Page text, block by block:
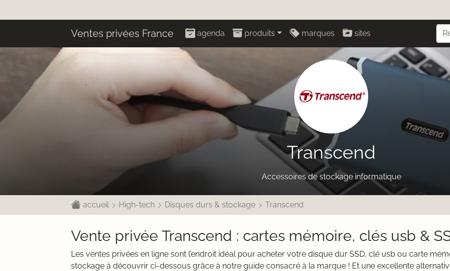
Ventes privées France agenda produits marques sites
Transcend
Accessoires de stockage informatique
accueil High-tech Disques durs & stockage Transcend
Vente privée Transcend : cartes mémoire, clés usb &
Les ventes privées en ligne sont l’endroit idéal pour acheter votre disque dur SSD, clé usb ou carte
stockage à découvrir ci-dessous grâce à notre guide consacré à la marque ! Et une excellente